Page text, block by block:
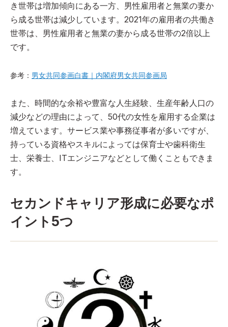
き世帯は増加傾向にある一方、男性雇用者と無業の妻か
ら成る世帯は減少しています。2021年の雇用者の共働き
世帯は、男性雇用者と無業の妻から成る世帯の2倍以上
です。
参考： 男女共同参画白書｜内閣府男女共同参画局
また、時間的な余裕や豊富な人生経験、生産年齢人口の
減少などの理由によって、50代の女性を雇用する企業は
増えています。サービス業や事務従事者が多いですが、
持っている資格やスキルによっては保育士や歯科衛生
士、栄養士、ITエンジニアなどとして働くこともできま
す。
セカンドキャリア形成に必要なポ
イント5つ